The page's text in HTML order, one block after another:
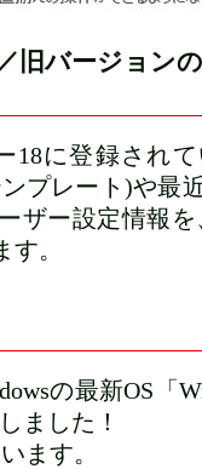
旧バージョン
18に登録され
プレート)や最
ザー設定情報
。
の最新OS「
ました！
ます。